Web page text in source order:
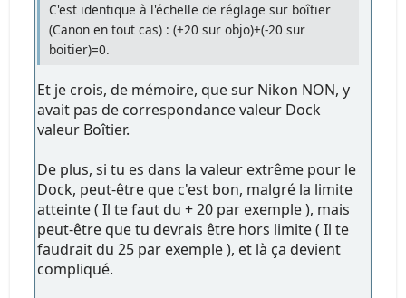
C'est identique à l'échelle de réglage sur boîtier
(Canon en tout cas) : (+20 sur objo)+(-20 sur
boitier)=0.
Et je crois, de mémoire, que sur Nikon NON, y
avait pas de correspondance valeur Dock
valeur Boîtier.
De plus, si tu es dans la valeur extrême pour le
Dock, peut-être que c'est bon, malgré la limite
atteinte ( Il te faut du + 20 par exemple ), mais
peut-être que tu devrais être hors limite ( Il te
faudrait du 25 par exemple ), et là ça devient
compliqué.